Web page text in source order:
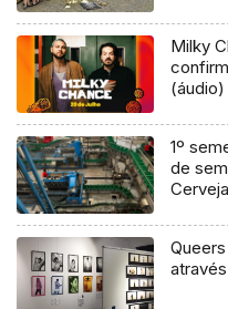
Milky
(áudio)
1º
de